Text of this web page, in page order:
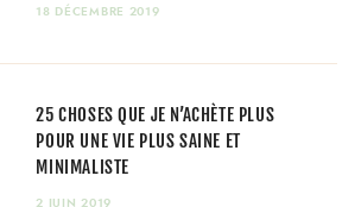
18 DÉCEMBRE 2019
25 CHOSES QUE JE N’ACHÈTE PLUS
POUR UNE VIE PLUS SAINE ET
MINIMALISTE
2 JUIN 2019